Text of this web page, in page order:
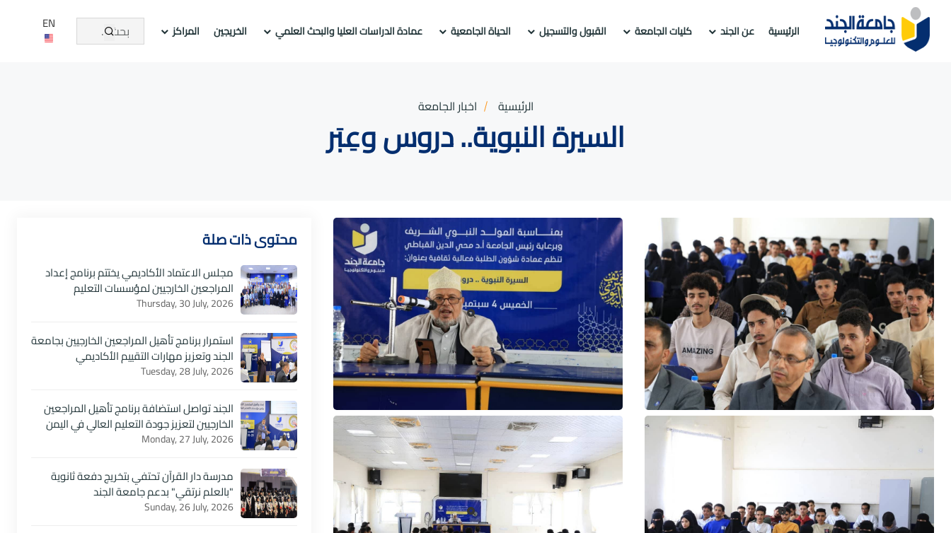
الرئيسية عن الجند كليات الجامعة القبول والتسجيل الحياة الجامعية عمادة الدراسات العليا والبحث العلمي الخريجين المراكز EN
الرئيسية اخبار الجامعة
السيرة النبوية.. دروس وعِبَر
محتوى ذات صلة
مجلس الاعتماد الأكاديمي يختتم برنامج إعداد
المراجعين الخارجيين لمؤسسات التعليم
Thursday, 30 July, 2026
استمرار برنامج تأهيل المراجعين الخارجيين بجامعة
الجند وتعزيز مهارات التقييم الأكاديمي
Tuesday, 28 July, 2026
الجند تواصل استضافة برنامج تأهيل المراجعين
الخارجيين لتعزيز جودة التعليم العالي في اليمن
Monday, 27 July, 2026
مدرسة دار القرآن تحتفي بتخريج دفعة ثانوية
"بالعلم نرتقي" بدعم جامعة الجند
Sunday, 26 July, 2026